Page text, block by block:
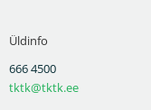
Üldinfo
666 4500
tktk@tktk.ee